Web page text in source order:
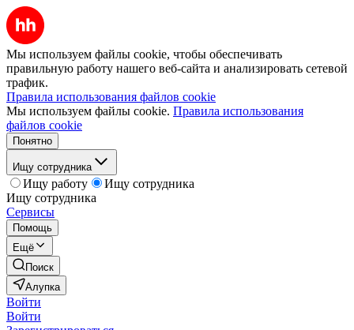
Мы используем файлы cookie, чтобы обеспечивать
правильную работу нашего веб-сайта и анализировать сетевой
трафик.
Правила использования файлов cookie
Мы используем файлы cookie. Правила использования
файлов cookie
Понятно
Ищу сотрудника
Ищу работу
Ищу сотрудника
Ищу сотрудника
Сервисы
Помощь
Ещё
Поиск
Алупка
Войти
Войти